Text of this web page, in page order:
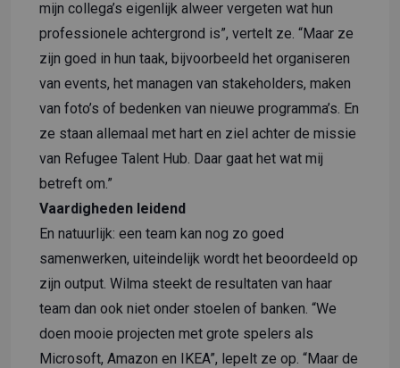
mijn collega’s eigenlijk alweer vergeten wat hun
professionele achtergrond is”, vertelt ze. “Maar ze
zijn goed in hun taak, bijvoorbeeld het organiseren
van events, het managen van stakeholders, maken
van foto’s of bedenken van nieuwe programma’s. En
ze staan allemaal met hart en ziel achter de missie
van Refugee Talent Hub. Daar gaat het wat mij
betreft om.”
Vaardigheden leidend
En natuurlijk: een team kan nog zo goed
samenwerken, uiteindelijk wordt het beoordeeld op
zijn output. Wilma steekt de resultaten van haar
team dan ook niet onder stoelen of banken. “We
doen mooie projecten met grote spelers als
Microsoft, Amazon en IKEA”, lepelt ze op. “Maar de